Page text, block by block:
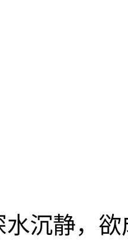
沉静，